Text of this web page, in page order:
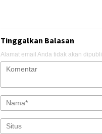
Tinggalkan Balasan
Alamat email Anda tidak akan